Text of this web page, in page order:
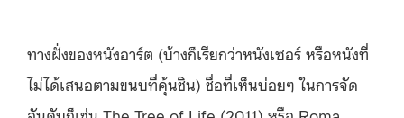
ทางฝั่งของหนังอาร์ต (บ้างก็เรียกว่าหนังเซอร์ หรือหนังที่
ไม่ได้เสนอตามขนบที่คุ้นชิน) ชื่อที่เห็นบ่อยๆ ในการจัด